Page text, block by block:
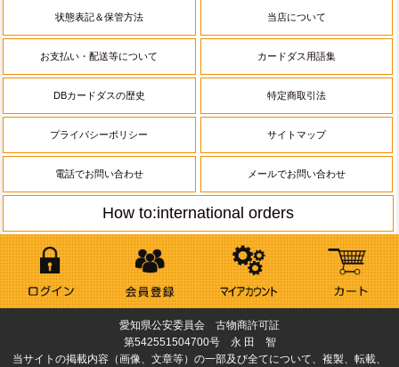
状態表記＆保管方法 当店について
お支払い・配送等について カードダス用語集
DBカードダスの歴史 特定商取引法
プライバシーポリシー サイトマップ
電話でお問い合わせ メールでお問い合わせ
How to:international orders
愛知県公安委員会 古物商許可証
第542551504700号 永 田 智
当サイトの掲載内容（画像、文章等）の一部及び全てについて、複製、転載、